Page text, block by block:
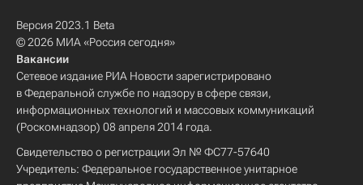
Версия 2023.1 Beta
© 2026 МИА «Россия сегодня»
Вакансии
Сетевое издание РИА Новости зарегистрировано
в Федеральной службе по надзору в сфере связи,
информационных технологий и массовых коммуникаций
(Роскомнадзор) 08 апреля 2014 года.
Свидетельство о регистрации Эл № ФС77-57640
Учредитель: Федеральное государственное унитарное